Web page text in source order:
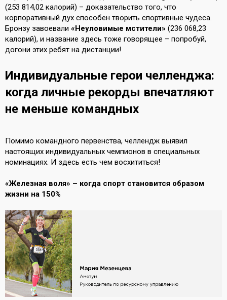
(253 814,02 калорий) – доказательство того, что
корпоративный дух способен творить спортивные чудеса.
Бронзу завоевали «Неуловимые мстители» (236 068,23
калорий), и название здесь тоже говорящее – попробуй,
догони этих ребят на дистанции!
Индивидуальные герои челленджа:
когда личные рекорды впечатляют
не меньше командных
Помимо командного первенства, челлендж выявил
настоящих индивидуальных чемпионов в специальных
номинациях. И здесь есть чем восхититься!
«Железная воля» – когда спорт становится образом
жизни на 150%